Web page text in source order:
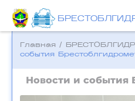
Главная /
события
Новости и события